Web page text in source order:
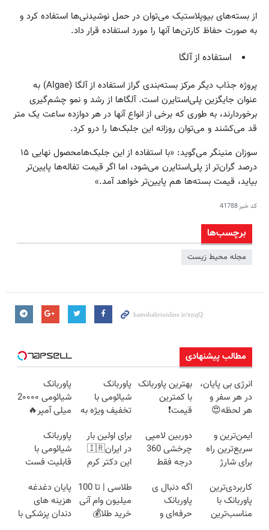
از بسته‌های بیوپلاستیک می‌توان در حمل نوشیدنی‌ها استفاده کرد و
به صورت حفاظ کارتن‌ها آنها را مورد استفاده قرار داد.
استفاده از آلگا
پروژه جذاب دیگر مرکز بسته‌بندی گراز استفاده از آلگا (Algae) به
عنوان جایگزین پلی‌استایرن است. آلگاها از رشد و نمو چشم‌گیری
برخوردارند، به طوری که برخی از انواع آنها در هر دوازده ساعت یک متر
قد می‌کشند و می‌توان روزانه این جلبک‌ها را درو کرد.
سوزان منینگر می‌گوید: «با استفاده از این جلبک‌هامحصول نهایی ۱۵
درصد گران‌تر از پلی‌استایرن می‌شود، اما اگر قیمت تفاله‌ها پایین‌تر
بیاید، قیمت بسته‌ها هم پایین‌تر خواهد آمد.»
کد خبر41788
برچسب‌ها
مجله محیط زیست
مطالب پیشنهادی
انرژی بی پایان،
در هر سفر و
هر لحظه😍
شیائومی با
تخفیف ویژه🔥
بهترین پاوربانک
با کمترین
قیمت❗
پاوربانک
شیائومی با
تخفیف ویژه به
پاوربانک
شیائومی 2۰۰۰۰
میلی آمپر🔥
پرداخت درب
منزل)
ایمن‌ترین و
سریع‌ترین راه
برای شارژ
دوربین لامپی
چرخشی 360
درجه فقط
🔥 پرداخت
درب منزل
برای اولین بار
در ایران🇮🇷
این دکتر کرم
روزه ساخت!
پاوربانک
شیائومی با
قابلیت فست
های بی برقی⚡
کاربردی‌ترین
پاوربانک با
مناسب‌ترین
اگه دنبال ی
پاوربانک
حرفه‌ای و
طلاسی | تا 100
میلیون وام آنی
خرید طلا💰
پایان دغدغه
هزینه های
دندان پزشکی با